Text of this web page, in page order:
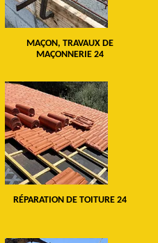
MAÇON, TRAVAUX DE
MAÇONNERIE 24
RÉPARATION DE TOITURE 24